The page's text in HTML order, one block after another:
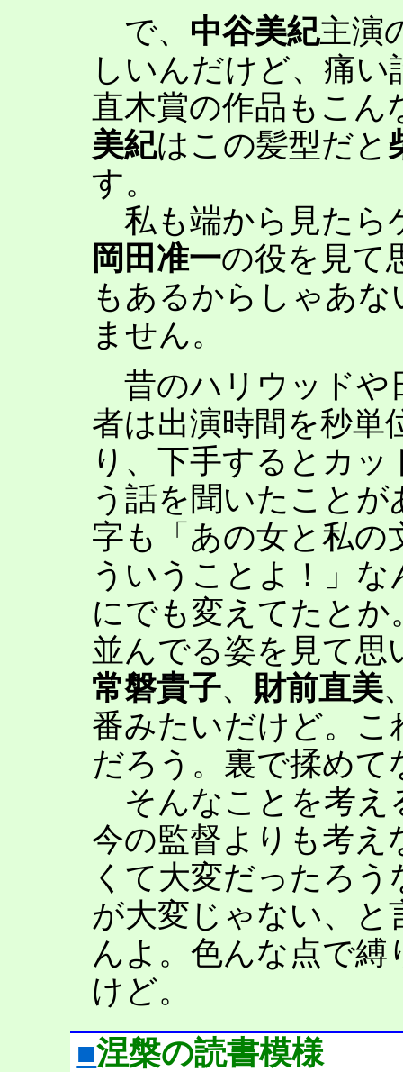
で、 中谷美紀主演
しいんだけど、痛
直木賞の作品もこん
美紀はこの髪型だと
す。
私も端から見たら
岡田准一の役を見て
もあるからしゃあ
ません。
昔のハリウッドや
者は出演時間を秒単
り、下手するとカ
う話を聞いたこと
字も「あの女と私の
ういうことよ！」
にでも変えてたとか
並んでる姿を見て思
常磐貴子、 財前直美
番みたいだけど。
だろう。裏で揉めて
そんなことを考え
今の監督よりも考え
くて大変だったろ
が大変じゃない、
んよ。色んな点で
けど。
■涅槃の読書模様